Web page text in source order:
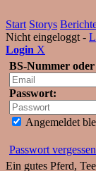
Start Storys
Nicht eingeloggt -
Login X
BS-Nummer
Passwort:
Angemeldet
Passwort
Ein gutes Pferd,